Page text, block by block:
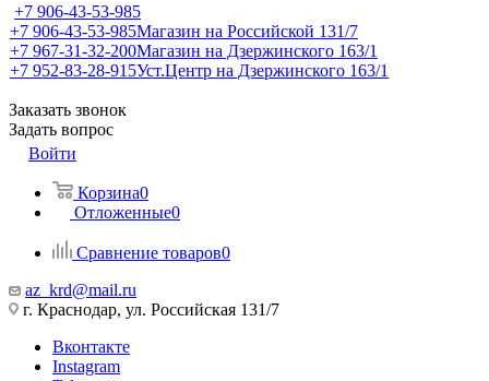
+7 906-43-53-985
+7 906-43-53-985Магазин на Российской 131/7
+7 967-31-32-200Магазин на Дзержинского 163/1
+7 952-83-28-915Уст.Центр на Дзержинского 163/1
Заказать звонок
Задать вопрос
Войти
Корзина0
Отложенные0
Сравнение товаров0
az_krd@mail.ru
г. Краснодар, ул. Российская 131/7
Вконтакте
Instagram